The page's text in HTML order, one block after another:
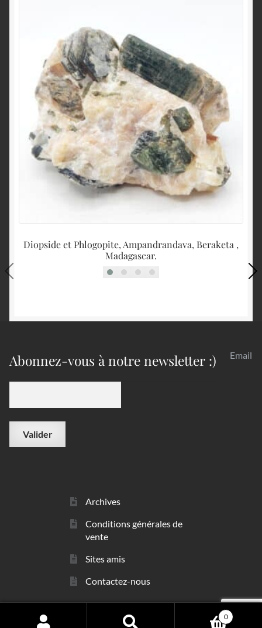
Diopside et Phlogopite, Ampandrandava, Beraketa ,
Madagascar.
Abonnez-vous à notre newsletter :) Email
Archives
Conditions générales de
vente
Sites amis
Contactez-nous
© sarl Les Minéraux 2006 - 2026 0